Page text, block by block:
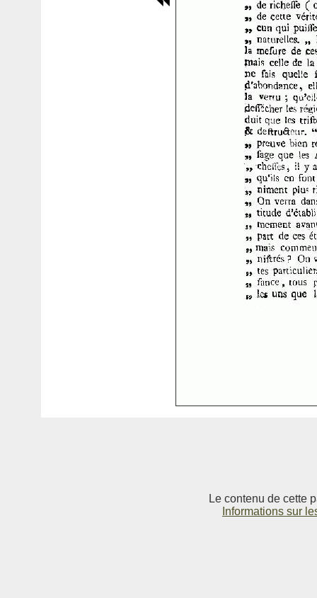
Le contenu de cette
Informations sur